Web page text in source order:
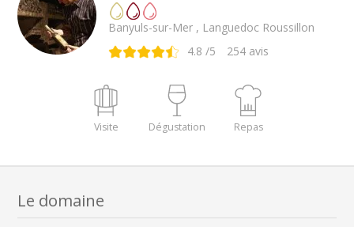
Banyuls-sur-Mer , Languedoc Roussillon
4.8 /5 254 avis
Visite Dégustation Repas
Le domaine